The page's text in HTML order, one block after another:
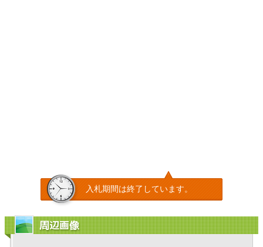
入札期間は終了しています。
周辺画像